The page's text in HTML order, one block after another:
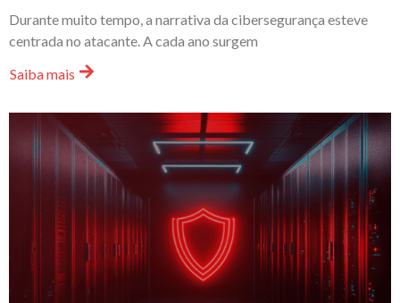
Durante muito tempo, a narrativa da cibersegurança esteve
centrada no atacante. A cada ano surgem
Saiba mais